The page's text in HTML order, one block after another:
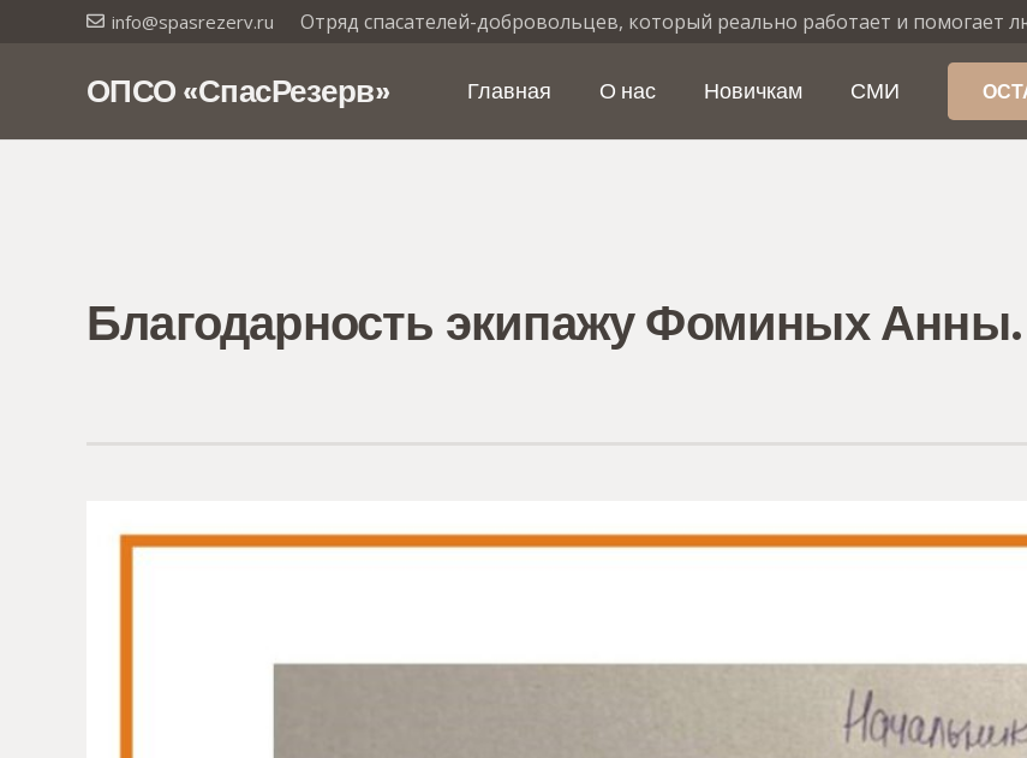
info@spasrezerv.ru Отряд спасателей-добровольцев, который реально работает и помогает
ОПСО «СпасРезерв» Главная О нас Новичкам СМИ
Благодарность экипажу Фоминых